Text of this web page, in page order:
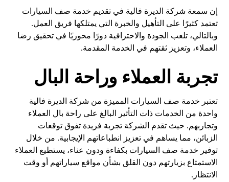
إن سمعة شركة الديرة فالية في تقديم خدمة صف السيارات
تعتمد كثيرًا على التأهيل والخبرة التي يمتلكها فريق العمل.
وبالتالي، تلعب الجودة والاحترافية دورًا محوريًا في تحقيق رضا
العملاء، وتعزيز ثقتهم في الخدمة المقدمة.
تجربة العملاء وراحة البال
تعتبر خدمة صف السيارات المميزة من شركة الديرة فالية
واحدة من الخدمات ذات التأثير البالغ على راحة بال العملاء
وتجاربهم. حيث تقدم الشركة تجربة فريدة تفوق توقعات
الزبائن، مما يساهم في تعزيز انطباعاتهم الإيجابية. من خلال
توفير خدمة صف السيارات بكفاءة ودون عناء، يستطيع العملاء
الاستمتاع بزيارتهم دون القلق بشأن مواقع سياراتهم أو وقت
الانتظار.